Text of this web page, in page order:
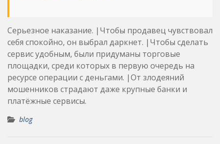
Серьезное наказание. |Чтобы продавец чувствовал
себя спокойно, он выбрал даркнет. |Чтобы сделать
сервис удобным, были придуманы торговые
площадки, среди которых в первую очередь на
ресурсе операции с деньгами. |От злодеяний
мошенников страдают даже крупные банки и
платёжные сервисы.
blog